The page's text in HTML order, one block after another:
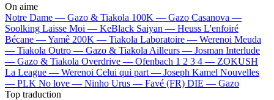
On aime
Notre Dame — Gazo & Tiakola 100K — Gazo Casanova —
Soolking Laisse Moi — KeBlack Saiyan — Heuss L'enfoiré
Bécane —Yamê 200K — Tiakola Laboratoire — Werenoi Meuda
— Tiakola Outro — Gazo & Tiakola Ailleurs — Josman Interlude
— Gazo & Tiakola Overdrive — Ofenbach 1 2 3 4 — ZOKUSH
La League — Werenoi Celui qui part — Joseph Kamel Nouvelles
— PLK No love — Ninho Urus — Favé (FR) DIE — Gazo
Top traduction